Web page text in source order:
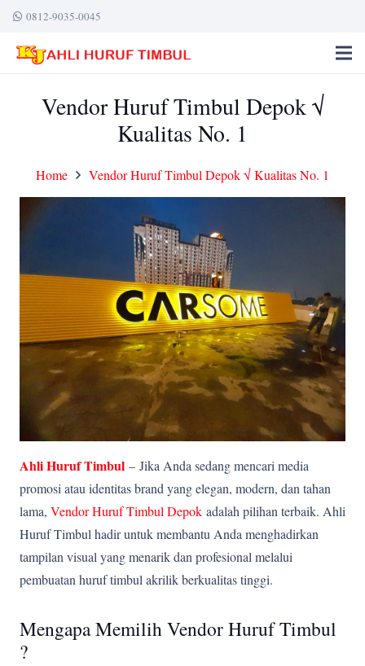
0812-9035-0045
Vendor Huruf Timbul Depok √
Kualitas No. 1
Home Vendor Huruf Timbul Depok √ Kualitas No. 1
Ahli Huruf Timbul – Jika Anda sedang mencari media
promosi atau identitas brand yang elegan, modern, dan tahan
lama, Vendor Huruf Timbul Depok adalah pilihan terbaik. Ahli
Huruf Timbul hadir untuk membantu Anda menghadirkan
tampilan visual yang menarik dan profesional melalui
pembuatan huruf timbul akrilik berkualitas tinggi.
Mengapa Memilih Vendor Huruf Timbul
?